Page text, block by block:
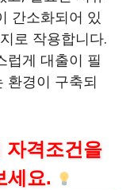
간소화되어 있
로 작용합니다.
럽게 대출이 필
환경이 구축되
자격조건을
세요.